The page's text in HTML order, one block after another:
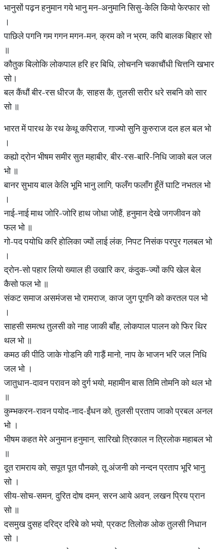
भानुसों पढ़न हनुमान गये भानु मन-अनुमानि सिसु-केलि कियो फेरफार सो
।
पाछिले पगनि गम गगन मगन-मन, क्रम को न भ्रम, कपि बालक बिहार सो
॥
कौतुक बिलोकि लोकपाल हरि हर बिधि, लोचननि चकाचौंधी चित्तनि खभार
सो।
बल कैंधौं बीर-रस धीरज कै, साहस कै, तुलसी सरीर धरे सबनि को सार
सो ॥
भारत में पारथ के रथ केथू कपिराज, गाज्यो सुनि कुरुराज दल हल बल भो
।
कह्यो द्रोन भीषम समीर सुत महाबीर, बीर-रस-बारि-निधि जाको बल जल
भो ॥
बानर सुभाय बाल केलि भूमि भानु लागि, फलँग फलाँग हूँतें घाटि नभतल भो
।
नाई-नाई माथ जोरि-जोरि हाथ जोधा जोहैं, हनुमान देखे जगजीवन को
फल भो ॥
गो-पद पयोधि करि होलिका ज्यों लाई लंक, निपट निसंक परपुर गलबल भो
।
द्रोन-सो पहार लियो ख्याल ही उखारि कर, कंदुक-ज्यों कपि खेल बेल
कैसो फल भो ॥
संकट समाज असमंजस भो रामराज, काज जुग पूगनि को करतल पल भो
।
साहसी समत्थ तुलसी को नाह जाकी बाँह, लोकपाल पालन को फिर थिर
थल भो ॥
कमठ की पीठि जाके गोडनि की गाड़ैं मानो, नाप के भाजन भरि जल निधि
जल भो ।
जातुधान-दावन परावन को दुर्ग भयो, महामीन बास तिमि तोमनि को थल भो
॥
कुम्भकरन-रावन पयोद-नाद-ईंधन को, तुलसी प्रताप जाको प्रबल अनल
भो ।
भीषम कहत मेरे अनुमान हनुमान, सारिखो त्रिकाल न त्रिलोक महाबल भो
॥
दूत रामराय को, सपूत पूत पौनको, तू अंजनी को नन्दन प्रताप भूरि भानु
सो ।
सीय-सोच-समन, दुरित दोष दमन, सरन आये अवन, लखन प्रिय प्रान
सो ॥
दसमुख दुसह दरिद्र दरिबे को भयो, प्रकट तिलोक ओक तुलसी निधान
सो ।